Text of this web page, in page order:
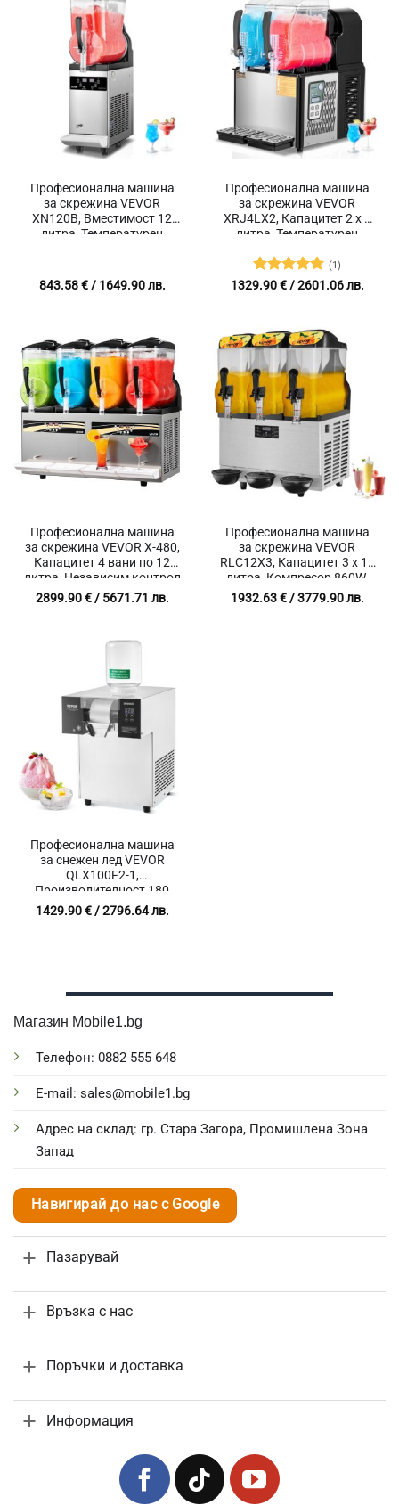
Професионална машина
за скрежина VEVOR
XN120B, Вместимост 12
литра, Температурен
843.58€/ 1649.90 лв.
Професионална машина
за скрежина VEVOR
XRJ4LX2, Капацитет 2 x 4
литра, Температурен
Оценено с
(1)
1329.90€/ 2601.06 лв.
Професионална машина
за скрежина VEVOR X-480,
Капацитет 4 вани по 12
литра, Независим контрол
на всеки резервоар за
слъши, фрапета и студени
2899.90€/ 5671.71 лв.
Професионална машина
за скрежина VEVOR
RLC12X3, Капацитет 3 x 12
литра, Компресор 860W,
Независим контрол на
камерите
1932.63€/ 3779.90 лв.
Професионална машина
за снежен лед VEVOR
QLX100F2-1,
Производителност 180
кг/24 ч, Контейнер 4 литра,
Мощност 700W
1429.90€/ 2796.64 лв.
Магазин Mobile1.bg
Телефон: 0882 555 648
E-mail: sales@mobile1.bg
Адрес на склад: гр. Стара Загора, Промишлена Зона
Запад
Навигирай до нас с Google
Пазарувай
Връзка с нас
Поръчки и доставка
Информация